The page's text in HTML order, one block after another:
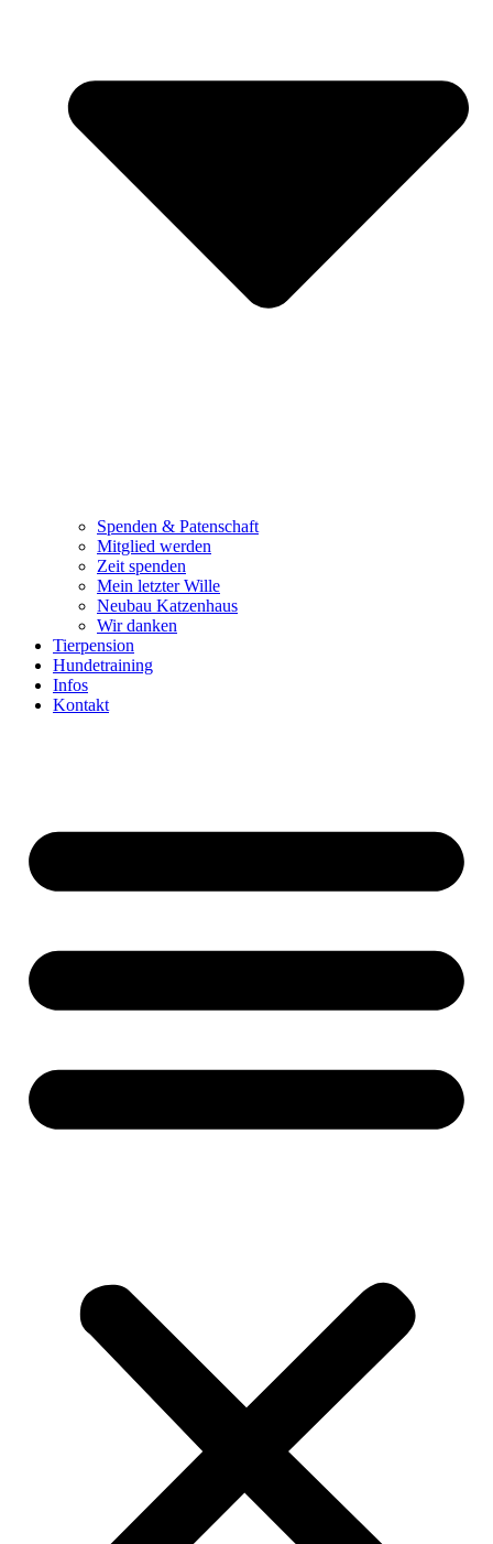
Spenden & Patenschaft
Mitglied werden
Zeit spenden
Mein letzter Wille
Neubau Katzenhaus
Wir danken
Tierpension
Hundetraining
Infos
Kontakt